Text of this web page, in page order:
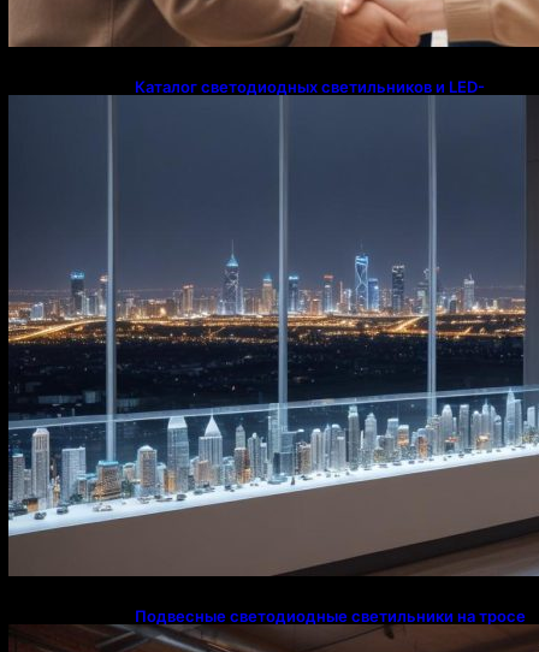
Каталог светодиодных светильников и LED-
Подвесные светодиодные светильники на тросе